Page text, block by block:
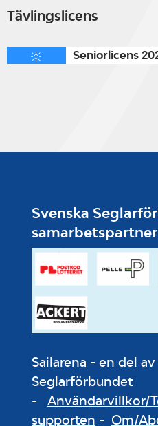
Tävlingslicens
Seniorlicens
Svenska
samarbetspartner
Sailarena - en del
Seglarförbundet
- Användarvillkor/
supporten - Om/